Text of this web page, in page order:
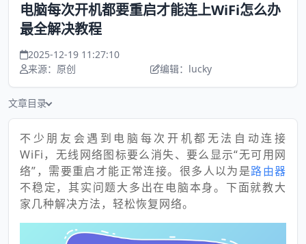
电脑每次开机都要重启才能连上WiFi怎么办
最全解决教程
2025-12-19 11:27:10
来源：原创
编辑：lucky
文章目录
不少朋友会遇到电脑每次开机都无法自动连接
WiFi，无线网络图标要么消失、要么显示“无可用网
络”，需要重启才能正常连接。很多人以为是路由器
不稳定，其实问题大多出在电脑本身。下面就教大
家几种解决方法，轻松恢复网络。